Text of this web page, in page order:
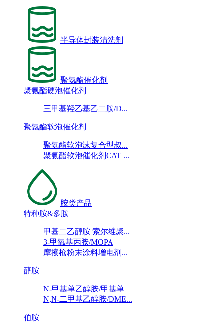
半导体封装清洗剂
聚氨酯催化剂
聚氨酯硬泡催化剂
三甲基羟乙基乙二胺/D...
聚氨酯软泡催化剂
聚氨酯软泡沫复合型叔...
聚氨酯软泡催化剂CAT ...
胺类产品
特种胺&多胺
甲基二乙醇胺 索尔维聚...
3-甲氧基丙胺/MOPA
摩擦枪粉末涂料增电剂...
醇胺
N-甲基单乙醇胺/甲基单...
N,N-二甲基乙醇胺/DME...
伯胺